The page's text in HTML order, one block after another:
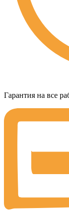
Гарантия на все